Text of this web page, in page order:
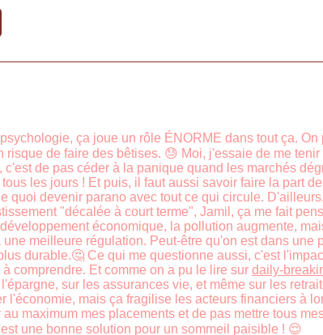
ça joue un rôle ÉNORME dans tout ça.
risque de faire des bêtises. 😓 Moi, j'essaie de me
c'est de pas céder à la panique quand les marchés
les jours ! Et puis, il faut aussi savoir faire la part
quoi devenir parano avec tout ce qui circule.
"décalée à court terme", Jamil, ça me fait
économique, la pollution augmente,
meilleure régulation. Peut-être qu'on est dans
durable.🤔 Ce qui me questionne aussi, c'est
comprendre. Et comme on a pu le lire sur daily-
sur les assurances vie, et même sur les
l'économie, mais ça fragilise les acteurs financiers à
maximum mes placements et de pas mettre tous
une bonne solution pour un sommeil paisible ! 😌